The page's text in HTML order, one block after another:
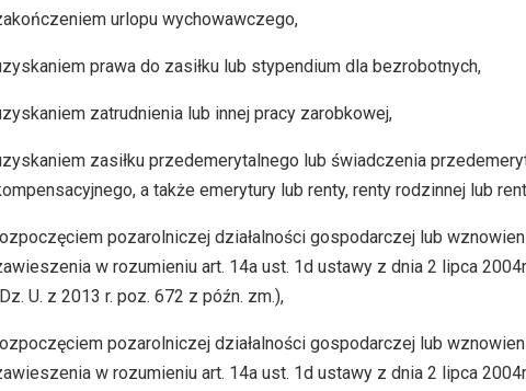
urlopu wychowawczego,
prawa do zasiłku lub stypendium dla bezrobotnych,
zatrudnienia lub innej pracy zarobkowej,
zasiłku przedemerytalnego lub świadczenia
a także emerytury lub renty, renty rodzinnej lub
pozarolniczej działalności gospodarczej lub
w rozumieniu art. 14a ust. 1d ustawy z dnia 2 lipca
U. z 2013 r. poz. 672 z późn. zm.),
pozarolniczej działalności gospodarczej lub
w rozumieniu art. 14a ust. 1d ustawy z dnia 2 lipca